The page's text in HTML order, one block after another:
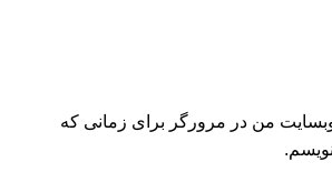
وبسایت من در مرورگر برای زمانی که